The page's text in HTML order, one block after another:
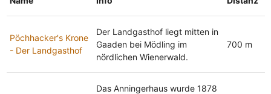
Pöchhacker's Krone
- Der Landgasthof
Der Landgasthof liegt mitten in
Gaaden bei Mödling im
nördlichen Wienerwald.
700 m
Das Anningerhaus wurde 1878